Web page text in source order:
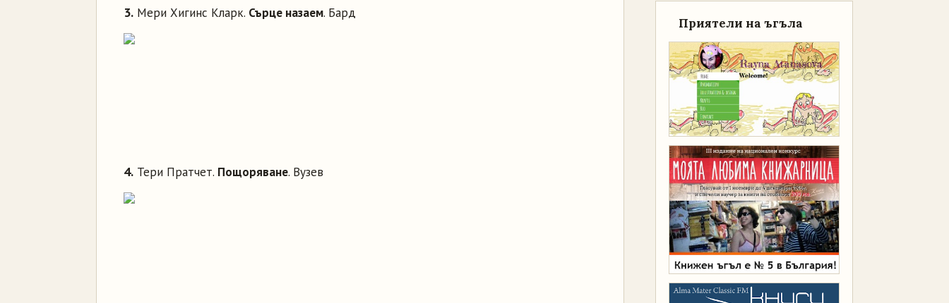
3. Мери Хигинс Кларк. Сърце назаем. Бард
4. Тери Пратчет. Пощоряване. Вузев
Приятели на ъгъла